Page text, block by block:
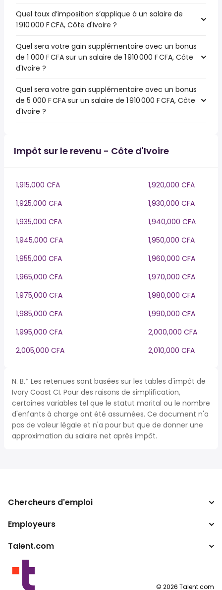
Quel taux d’imposition s’applique à un salaire de
1 910 000 F CFA, Côte d'Ivoire ?
Quel sera votre gain supplémentaire avec un bonus
de 1 000 F CFA sur un salaire de 1 910 000 F CFA, Côte
d'Ivoire ?
Quel sera votre gain supplémentaire avec un bonus
de 5 000 F CFA sur un salaire de 1 910 000 F CFA, Côte
d'Ivoire ?
Impôt sur le revenu - Côte d'Ivoire
1,915,000 CFA
1,920,000 CFA
1,925,000 CFA
1,930,000 CFA
1,935,000 CFA
1,940,000 CFA
1,945,000 CFA
1,950,000 CFA
1,955,000 CFA
1,960,000 CFA
1,965,000 CFA
1,970,000 CFA
1,975,000 CFA
1,980,000 CFA
1,985,000 CFA
1,990,000 CFA
1,995,000 CFA
2,000,000 CFA
2,005,000 CFA
2,010,000 CFA
N. B.* Les retenues sont basées sur les tables d'impôt de
Ivory Coast CI. Pour des raisons de simplification,
certaines variables tel que le statut marital ou le nombre
d'enfants à charge ont été assumées. Ce document n'a
pas de valeur légale et n'a pour but que de donner une
approximation du salaire net après impôt.
Chercheurs d'emploi
Recherche d'emploi
Employeurs
Entreprises
Programmes partenaires
Talent.com
Autres pays
Conditions d’utilisation
© 2026 Talent.com